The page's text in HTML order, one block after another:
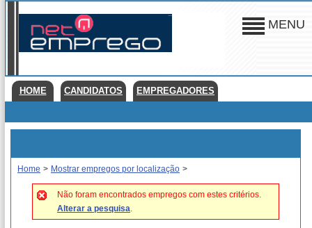
MENU
HOME CANDIDATOS EMPREGADORES
Home > Mostrar empregos por localização >
Não foram encontrados empregos com estes critérios.
Alterar a pesquisa.